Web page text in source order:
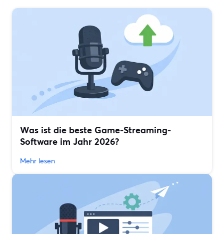
Was ist die beste Game-Streaming-
Software im Jahr 2026?
Mehr lesen